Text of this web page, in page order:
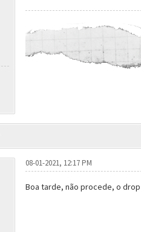
08-01-2021, 12:17 PM
Boa tarde, não procede, o